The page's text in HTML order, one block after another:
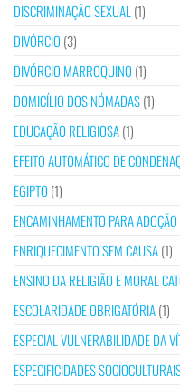
DISCRIMINAÇÃO SEXUAL (1)
DIVÓRCIO (3)
DIVÓRCIO MARROQUINO (1)
DOMICÍLIO DOS NÓMADAS(1)
EDUCAÇÃO RELIGIOSA(1)
EFEITO AUTOMÁTICO DE
EGIPTO (1)
ENCAMINHAMENTO PARA ADOÇÃO
ENRIQUECIMENTO SEM CAUSA(1)
ENSINO DA RELIGIÃO E MORAL
ESCOLARIDADE OBRIGATÓRIA(1)
ESPECIAL VULNERABILIDADE DA
ESPECIFICIDADES